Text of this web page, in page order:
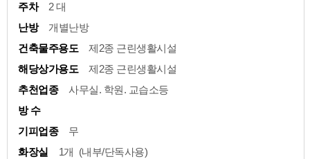
주차
2 대
난방
개별난방
건축물주용도
제2종 근린생활시설
해당상가용도
제2종 근린생활시설
추천업종
사무실. 학원. 교습소등
방 수
기피업종
무
화장실
1개 (내부/단독사용)